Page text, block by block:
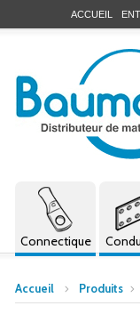
ACCUEIL
Connectique
Accueil Produits